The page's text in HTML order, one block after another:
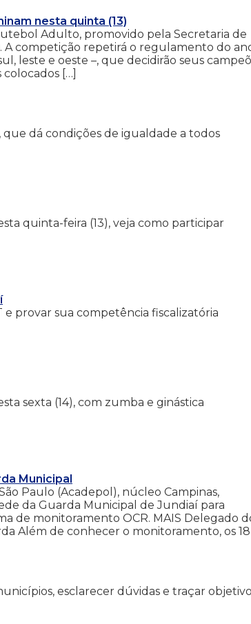
nesta quinta (13)
Adulto, promovido pela Secretaria de
A competição repetirá o regulamento do
leste e oeste –, que decidirão seus
colocados […]
dá condições de igualdade a todos
quinta-feira (13), veja como participar
provar sua competência fiscalizatória
sexta (14), com zumba e ginástica
Municipal
Paulo (Acadepol), núcleo Campinas,
da Guarda Municipal de Jundiaí para
de monitoramento OCR. MAIS Delegado
Além de conhecer o monitoramento, os 18
esclarecer dúvidas e traçar